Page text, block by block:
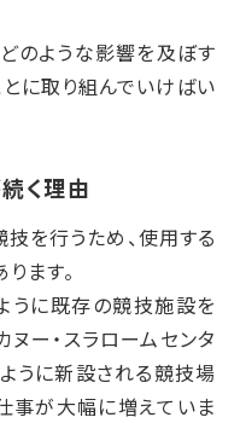
のような影響を及ぼす
に取り組んでいけばい
く理由
を行うため、使用する
ます。
うに既存の競技施設を
ヌー・スラロームセンタ
うに新設される競技場
事が大幅に増えていま